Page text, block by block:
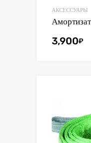
АКСЕССУАРЫ
3,900₽